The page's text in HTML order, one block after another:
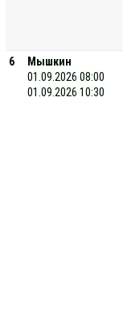
6
Мышкин
01.09.2026 08:00
01.09.2026 10:30